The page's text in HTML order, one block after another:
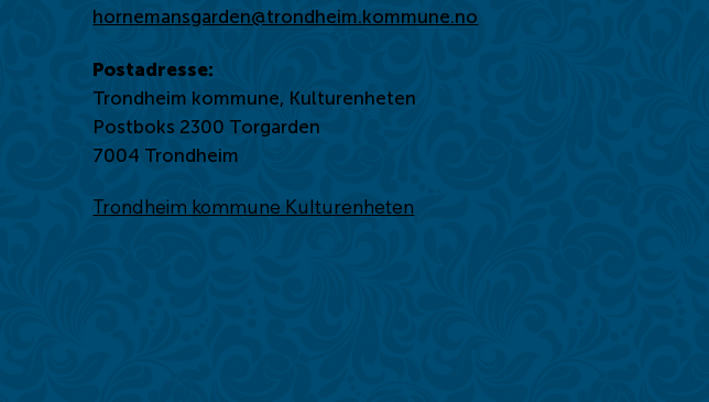
hornemansgarden@trondheim.kommune.no
Postadresse:
Trondheim kommune, Kulturenheten
Postboks 2300 Torgarden
7004 Trondheim
Trondheim kommune Kulturenheten